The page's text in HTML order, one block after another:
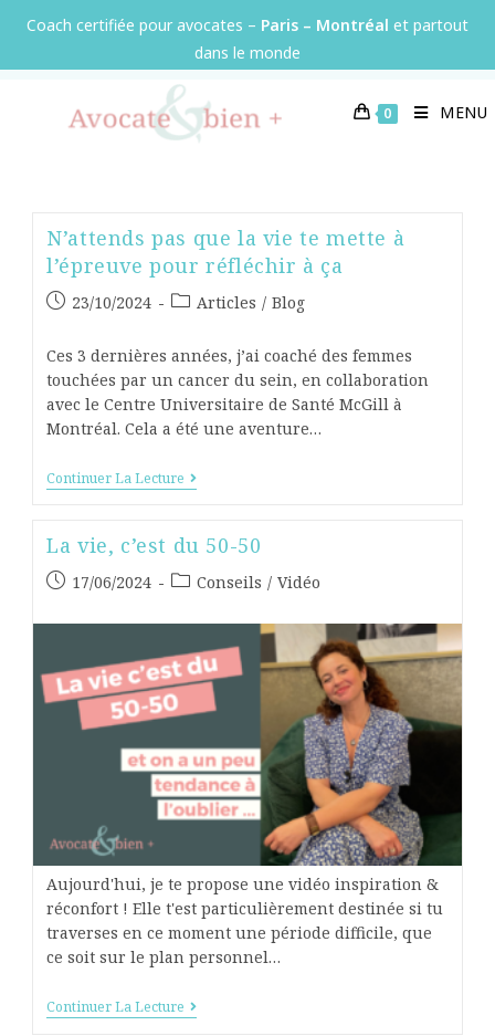
Coach certifiée pour avocates – Paris – Montréal et partout
dans le monde
0 MENU
N’attends pas que la vie te mette à
l’épreuve pour réfléchir à ça
23/10/2024 Articles / Blog
Ces 3 dernières années, j’ai coaché des femmes
touchées par un cancer du sein, en collaboration
avec le Centre Universitaire de Santé McGill à
Montréal. Cela a été une aventure…
Continuer La Lecture
La vie, c’est du 50-50
17/06/2024 Conseils / Vidéo
Aujourd'hui, je te propose une vidéo inspiration &
réconfort ! Elle t'est particulièrement destinée si tu
traverses en ce moment une période difficile, que
ce soit sur le plan personnel…
Continuer La Lecture
Panneau de gestion des cookies